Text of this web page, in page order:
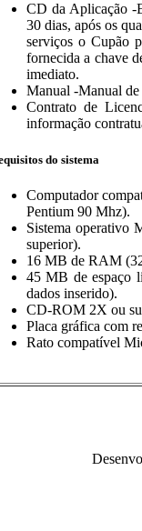
CD da Aplicação -
30 dias, após os
serviços o Cupão
fornecida a chave
imediato.
Manual -Manual de
Contrato de
informação
do sistema
Computador
Pentium 90 Mhz).
Sistema operativo
superior).
16 MB de RAM
45 MB de espaço
dados inserido).
CD-ROM 2X ou
Placa gráfica com
Rato compatível